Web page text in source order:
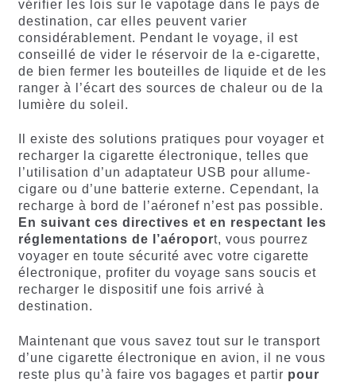
vérifier les lois sur le vapotage dans le pays de
destination, car elles peuvent varier
considérablement. Pendant le voyage, il est
conseillé de vider le réservoir de la e-cigarette,
de bien fermer les bouteilles de liquide et de les
ranger à l’écart des sources de chaleur ou de la
lumière du soleil.
Il existe des solutions pratiques pour voyager et
recharger la cigarette électronique, telles que
l’utilisation d’un adaptateur USB pour allume-
cigare ou d’une batterie externe. Cependant, la
recharge à bord de l’aéronef n’est pas possible.
En suivant ces directives et en respectant les
réglementations de l’aéroport, vous pourrez
voyager en toute sécurité avec votre cigarette
électronique, profiter du voyage sans soucis et
recharger le dispositif une fois arrivé à
destination.
Maintenant que vous savez tout sur le transport
d’une cigarette électronique en avion, il ne vous
reste plus qu’à faire vos bagages et partir pour